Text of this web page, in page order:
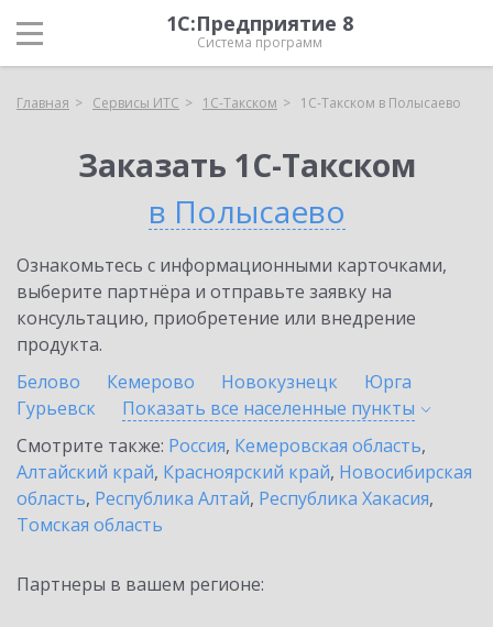
1С:Предприятие 8
Система программ
Главная Сервисы ИТС 1С-Такском 1С-Такском в Полысаево
Заказать 1С-Такском
в Полысаево
Ознакомьтесь с информационными карточками,
выберите партнёра и отправьте заявку на
консультацию, приобретение или внедрение
продукта.
Белово
Кемерово Новокузнецк
Юрга
Гурьевск
Показать все населенные пункты
Смотрите также: Россия, Кемеровская область,
Алтайский край, Красноярский край, Новосибирская
область, Республика Алтай, Республика Хакасия,
Томская область
Партнеры в вашем регионе: